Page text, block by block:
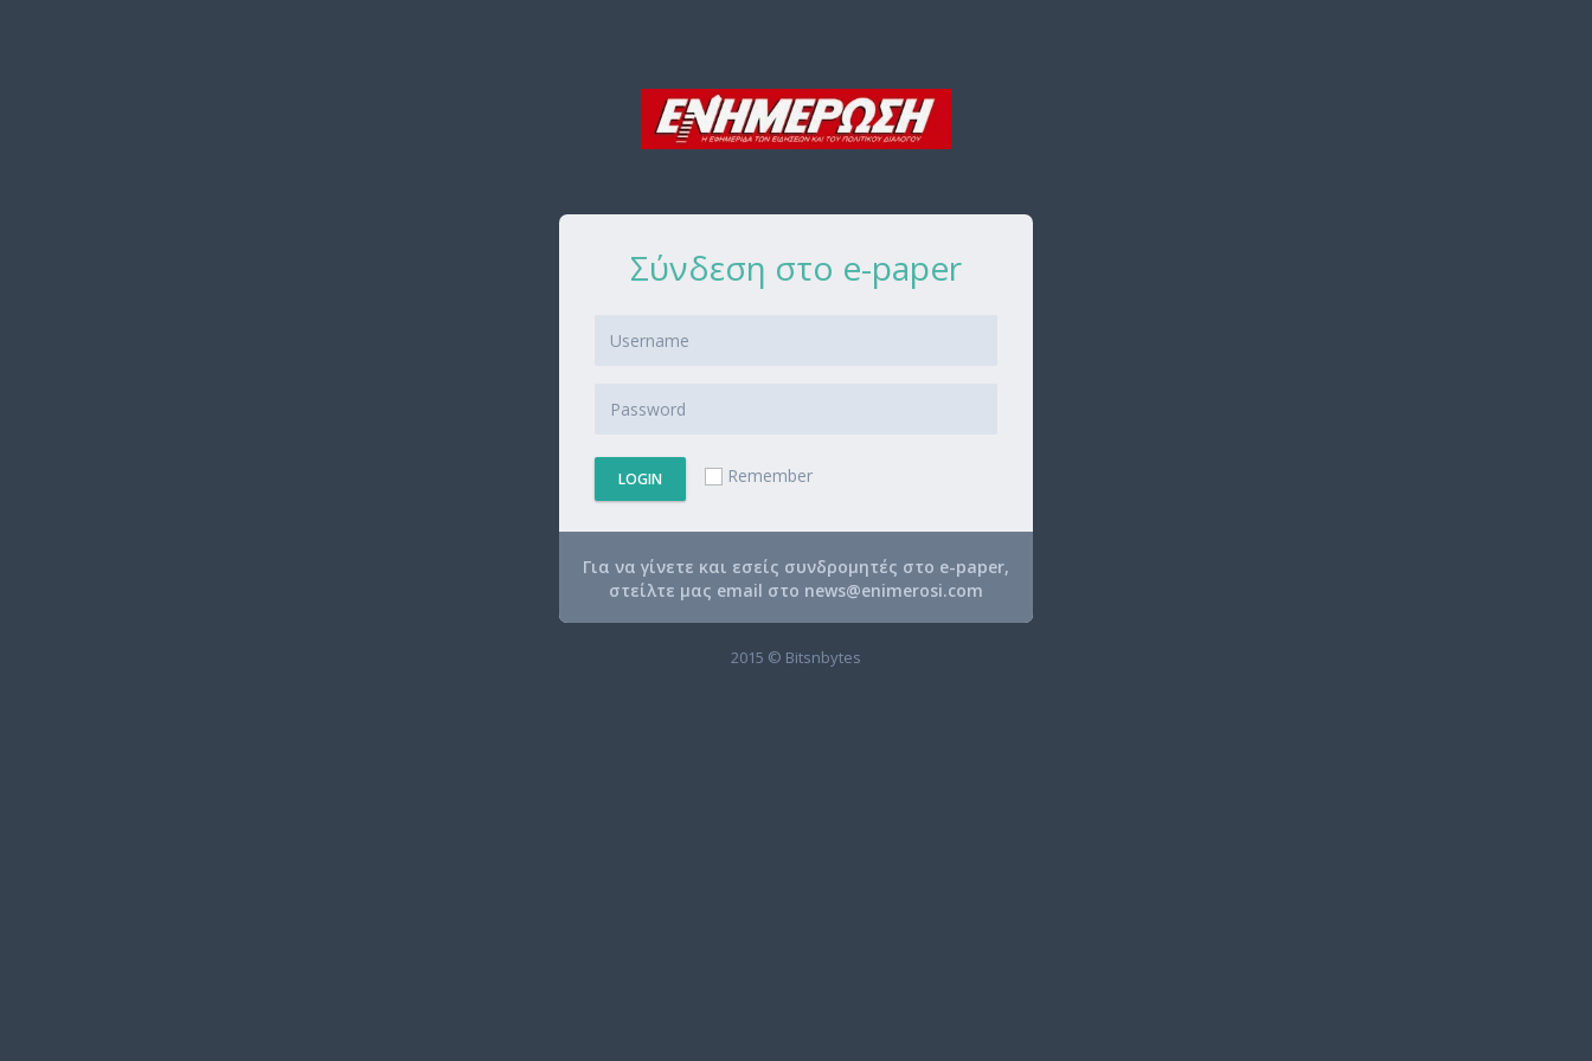
Σύνδεση στο e-paper
LOGIN Remember
Για να γίνετε και εσείς συνδρομητές στο e-paper,
στείλτε μας email στο news@enimerosi.com
2015 © Bitsnbytes